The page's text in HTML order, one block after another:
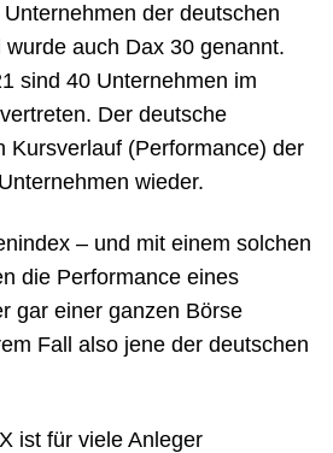
der deutschen
auch Dax 30 genannt.
sind 40 Unternehmen im
Der deutsche
Kursverlauf (Performance) der
wieder.
– und mit einem solchen
die Performance eines
gar einer ganzen Börse
Fall also jene der deutschen
ist für viele Anleger